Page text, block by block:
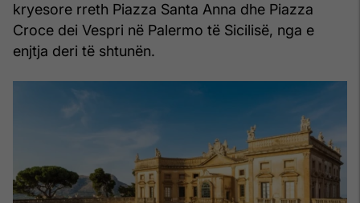
kryesore rreth Piazza Santa Anna dhe Piazza
Croce dei Vespri në Palermo të Sicilisë, nga e
enjtja deri të shtunën.